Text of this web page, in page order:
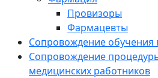
Провизоры
Фармацевты
Сопровождение
Сопровождение
медицинских работников